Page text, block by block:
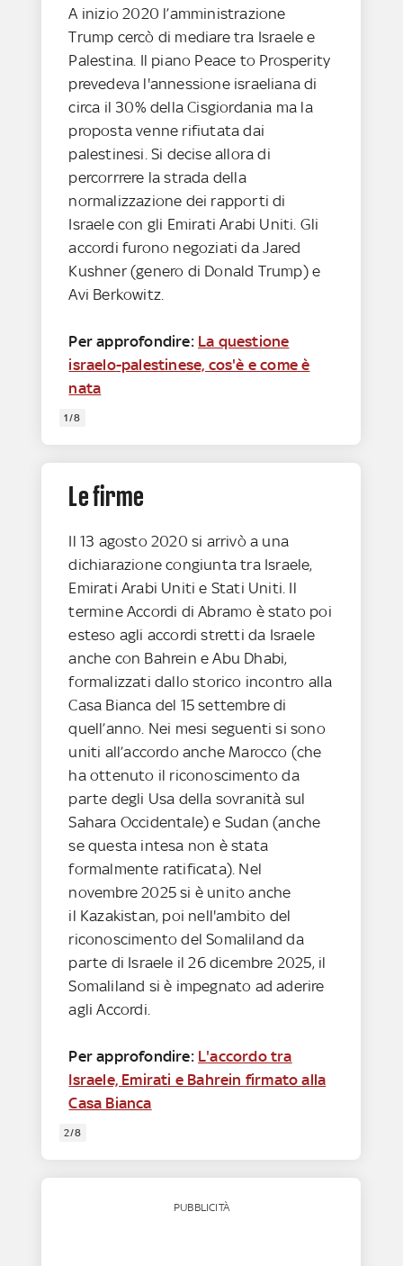
A inizio 2020 l’amministrazione
Trump cercò di mediare tra Israele e
Palestina. Il piano Peace to Prosperity
prevedeva l'annessione israeliana di
circa il 30% della Cisgiordania ma la
proposta venne rifiutata dai
palestinesi. Si decise allora di
percorrrere la strada della
normalizzazione dei rapporti di
Israele con gli Emirati Arabi Uniti. Gli
accordi furono negoziati da Jared
Kushner (genero di Donald Trump) e
Avi Berkowitz.
Per approfondire: La questione
israelo-palestinese, cos'è e come è
nata
1/8
Le firme
Il 13 agosto 2020 si arrivò a una
dichiarazione congiunta tra Israele,
Emirati Arabi Uniti e Stati Uniti. Il
termine Accordi di Abramo è stato poi
esteso agli accordi stretti da Israele
anche con Bahrein e Abu Dhabi,
formalizzati dallo storico incontro alla
Casa Bianca del 15 settembre di
quell’anno. Nei mesi seguenti si sono
uniti all’accordo anche Marocco (che
ha ottenuto il riconoscimento da
parte degli Usa della sovranità sul
Sahara Occidentale) e Sudan (anche
se questa intesa non è stata
formalmente ratificata). Nel
novembre 2025 si è unito anche
il Kazakistan, poi nell'ambito del
riconoscimento del Somaliland da
parte di Israele il 26 dicembre 2025, il
Somaliland si è impegnato ad aderire
agli Accordi.
Per approfondire: L'accordo tra
Israele, Emirati e Bahrein firmato alla
Casa Bianca
2/8
PUBBLICITÀ